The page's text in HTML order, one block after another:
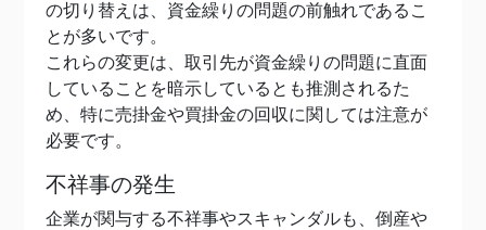
の切り替えは、資金繰りの問題の前触れであるこ
とが多いです。
これらの変更は、取引先が資金繰りの問題に直面
していることを暗示しているとも推測されるた
め、特に売掛金や買掛金の回収に関しては注意が
必要です。
不祥事の発生
企業が関与する不祥事やスキャンダルも、倒産や